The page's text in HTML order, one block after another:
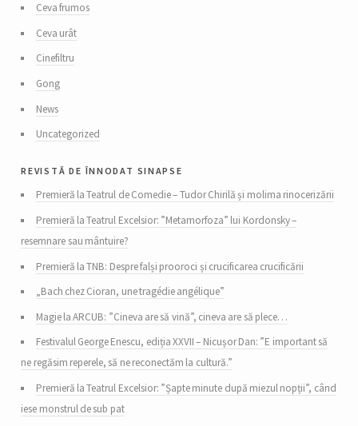
Ceva frumos
Ceva urât
Cinefiltru
Gong
News
Uncategorized
revistă de înnodat sinapse
Premieră la Teatrul de Comedie – Tudor Chirilă și molima rinocerizării
Premieră la Teatrul Excelsior: ”Metamorfoza” lui Kordonsky –
resemnare sau mântuire?
Premieră la TNB: Despre falși prooroci și crucificarea crucificării
„Bach chez Cioran, une tragédie angélique”
Magie la ARCUB: ”Cineva are să vină”, cineva are să plece…
Festivalul George Enescu, ediția XXVII – Nicușor Dan: ”E important să
ne regăsim reperele, să ne reconectăm la cultură.”
Premieră la Teatrul Excelsior: ”Șapte minute după miezul nopții”, când
iese monstrul de sub pat